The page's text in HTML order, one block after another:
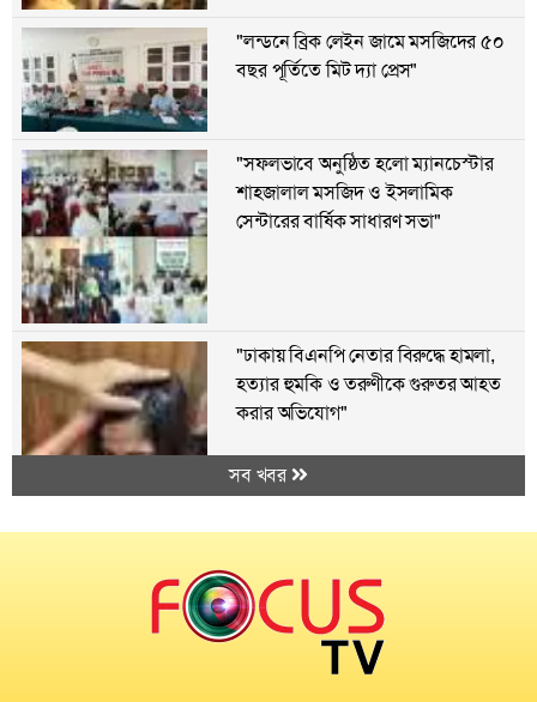
"লন্ডনে ব্রিক লেইন জামে মসজিদের ৫০
বছর পূর্তিতে মিট দ‍্যা প্রেস"
"সফলভাবে অনুষ্ঠিত হলো ম্যানচেস্টার
শাহজালাল মসজিদ ও ইসলামিক
সেন্টারের বার্ষিক সাধারণ সভা"
"ঢাকায় বিএনপি নেতার বিরুদ্ধে হামলা,
হত্যার হুমকি ও তরুণীকে গুরুতর আহত
করার অভিযোগ"
"মুক্তাগাছায় এক পরিবারের বাড়িতে
হামলা ও অগ্নিসংযোগের অভিযোগ,
বিএনপি নেতার বিরুদ্ধে অভিযোগ"
সব খবর